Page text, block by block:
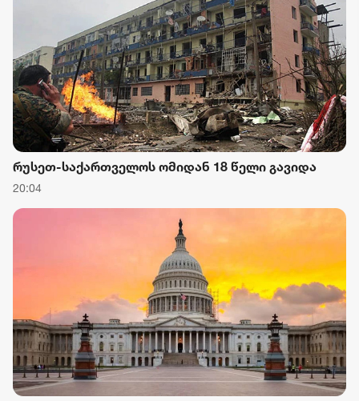
რუსეთ-საქართველოს ომიდან 18 წელი გავიდა
20:04